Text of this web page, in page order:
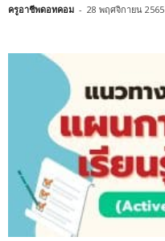
ครูอาชีพดอทคอม - 28 พฤศจิกายน 2565